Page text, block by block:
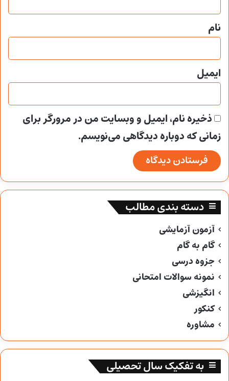
*
نام
ایمیل
ذخیره نام، ایمیل و وبسایت من در مرورگر برای
زمانی که دوباره دیدگاهی می‌نویسم.
دسته بندی مطالب
آزمون آزمایشی
گام به گام
جزوه درسی
نمونه سوالات امتحانی
انگیزشی
کنکور
مشاوره
به تفکیک سال تحصیلی